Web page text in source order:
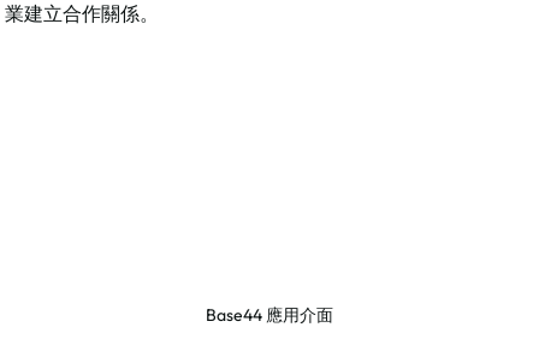
業建立合作關係。​
Base44 應用介面